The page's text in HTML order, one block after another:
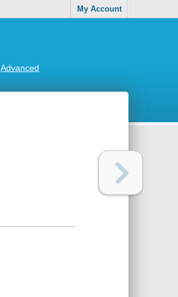
My Account
Advanced